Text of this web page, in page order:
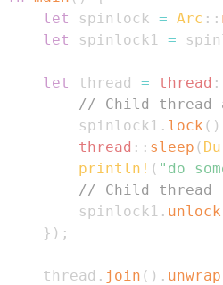
let
spinlock = Arc ::
let
spinlock1 =
let thread = thread
// Child thread
        spinlock1
. lock ( )
thread :: sleep (
println! ( "do
// Child thread
        spinlock1
. unlock
} ) ;
    thread
. join ( ) . unwrap